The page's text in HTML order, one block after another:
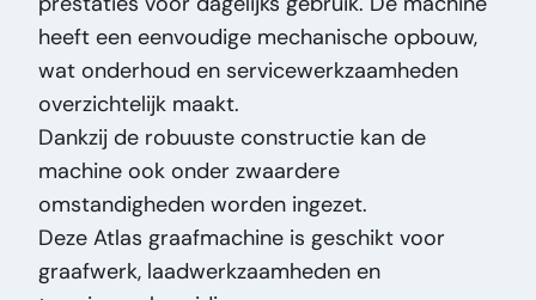
Brand:Atlas
Engine Brand:Atlas
Original Model: AB1302D
Price Type:VastePrijs
General Condition: Good
Optical Condition: Good
Technical Condition:Good
Tank Capacity:180
Title:Atlas AB1302D Atlas AB1302D
heeft een eenvoudige mechanische opbouw,
wat onderhoud en servicewerkzaamheden
overzichtelijk maakt.
Dankzij de robuuste constructie kan de
machine ook onder zwaardere
omstandigheden worden ingezet.
Deze Atlas graafmachine is geschikt voor
graafwerk, laadwerkzaamheden en